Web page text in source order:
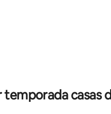
média de 5, 3 avaliações
casas